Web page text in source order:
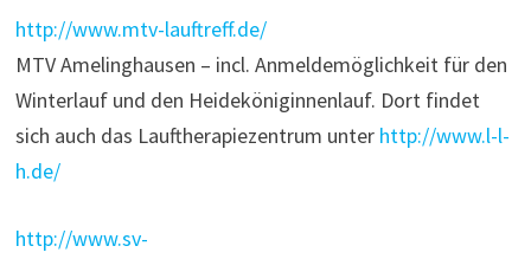
http://www.mtv-lauftreff.de/
MTV Amelinghausen – incl. Anmeldemöglichkeit für den
Winterlauf und den Heideköniginnenlauf. Dort findet
sich auch das Lauftherapiezentrum unter http://www.l-l-
h.de/
http://www.sv-